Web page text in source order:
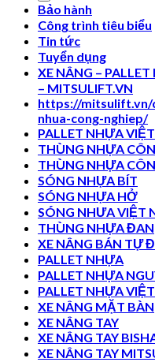
Bảo hành
Công trình tiêu biểu
Tin tức
Tuyển dụng
XE NÂNG –
– MITSULIFT.VN
https://mitsulift.vn/
nhua-cong-nghiep/
PALLET NHỰA
THÙNG NHỰA
THÙNG NHỰA
SÓNG NHỰA BÍT
SÓNG NHỰA HỞ
SÓNG NHƯA VIỆT
THÙNG NHỰA ĐAN
XE NÂNG BÁN TỰ
PALLET NHỰA
PALLET NHỰA
PALLET NHỰA
XE NÂNG MẶT BÀN
XE NÂNG TAY
XE NÂNG TAY
XE NÂNG TAY